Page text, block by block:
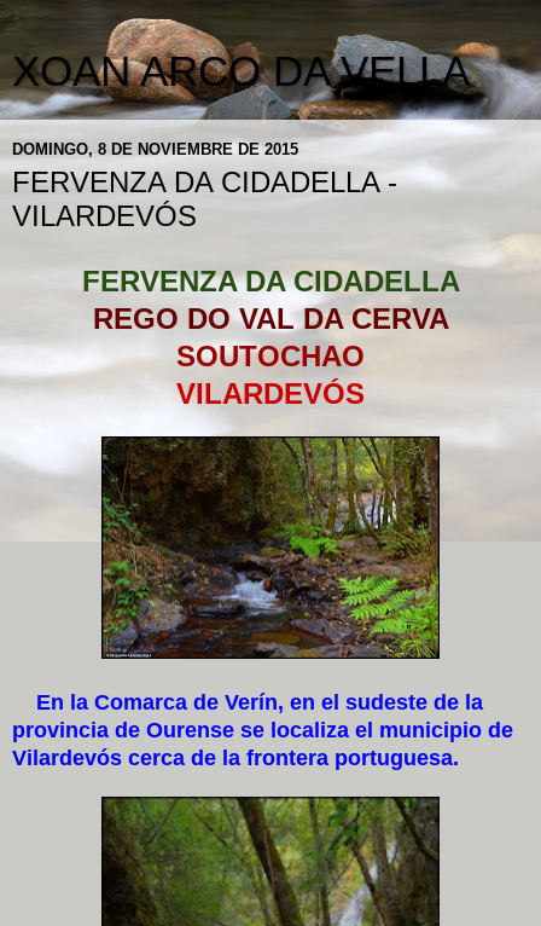
XOAN ARCO DA VELLA
DOMINGO, 8 DE NOVIEMBRE DE 2015
FERVENZA DA CIDADELLA -
VILARDEVÓS
FERVENZA DA CIDADELLA
REGO DO VAL DA CERVA
SOUTOCHAO
VILARDEVÓS
En la Comarca de Verín, en el sudeste de la
provincia de Ourense se localiza el municipio de
Vilardevós cerca de la frontera portuguesa.